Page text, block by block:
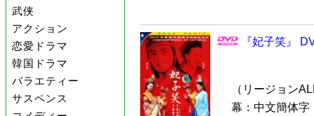
武侠
アクション
恋愛ドラマ
韓国ドラマ
バラエティー
サスペンス
『妃子笑』
（リージョン
幕：中文簡体字